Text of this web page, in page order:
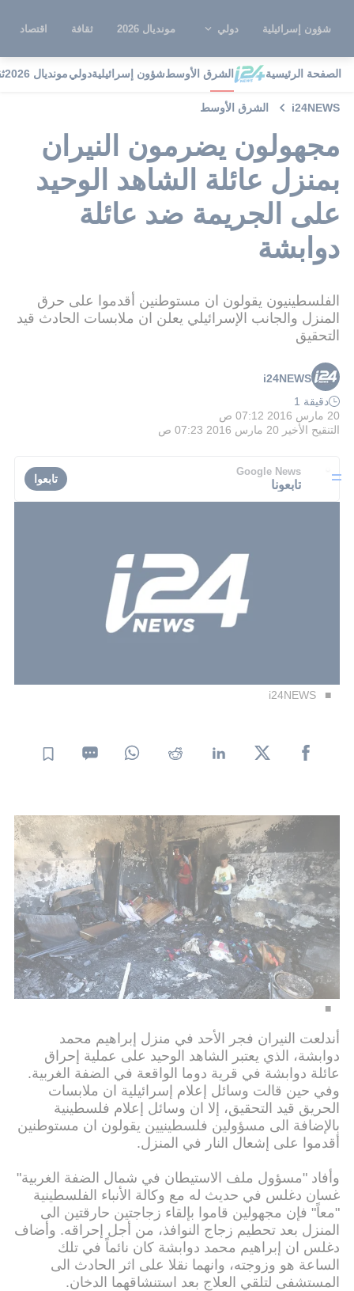
شؤون إسرائيلية دولي مونديال 2026 ثقافة اقتصاد
الصفحة الرئيسية الشرق الأوسطشؤون إسرائيليةدوليمونديال 2026
i24NEWS الشرق الأوسط
مجهولون يضرمون النيران
بمنزل عائلة الشاهد الوحيد
على الجريمة ضد عائلة
دوابشة
الفلسطينيون يقولون ان مستوطنين أقدموا على حرق
المنزل والجانب الإسرائيلي يعلن ان ملابسات الحادث قيد
التحقيق
i24NEWS
دقيقة 1
20 مارس 2016 07:12 ص
التنقيح الأخير 20 مارس 2016 07:23 ص
Google News
تابعونا تابعوا
i24NEWS
أندلعت النيران فجر الأحد في منزل إبراهيم محمد
دوابشة، الذي يعتبر الشاهد الوحيد على عملية إحراق
عائلة دوابشة في قرية دوما الواقعة في الضفة الغربية.
وفي حين قالت وسائل إعلام إسرائيلية ان ملابسات
الحريق قيد التحقيق، إلا ان وسائل إعلام فلسطينية
بالإضافة الى مسؤولين فلسطينيين يقولون ان مستوطنين
أقدموا على إشعال النار في المنزل.
وأفاد "مسؤول ملف الاستيطان في شمال الضفة الغربية"
غسان دغلس في حديث له مع وكالة الأنباء الفلسطينية
"معاً" فإن مجهولين قاموا بإلقاء زجاجتين حارقتين الى
المنزل بعد تحطيم زجاج النوافذ، من أجل إحراقه. وأضاف
دغلس ان إبراهيم محمد دوابشة كان نائماً في تلك
الساعة هو وزوجته، وانهما نقلا على اثر الحادث الى
المستشفى لتلقي العلاج بعد استنشاقهما الدخان.